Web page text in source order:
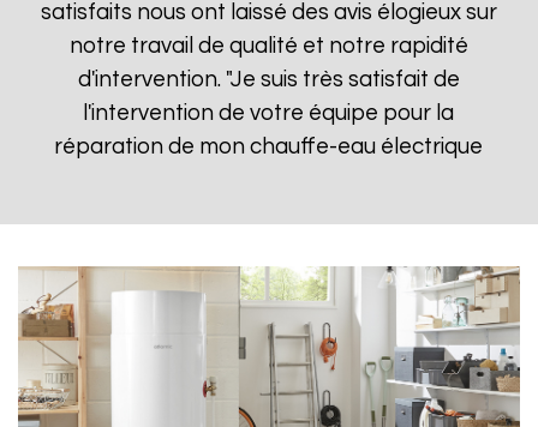
satisfaits nous ont laissé des avis élogieux sur
notre travail de qualité et notre rapidité
d'intervention. "Je suis très satisfait de
l'intervention de votre équipe pour la
réparation de mon chauffe-eau électrique